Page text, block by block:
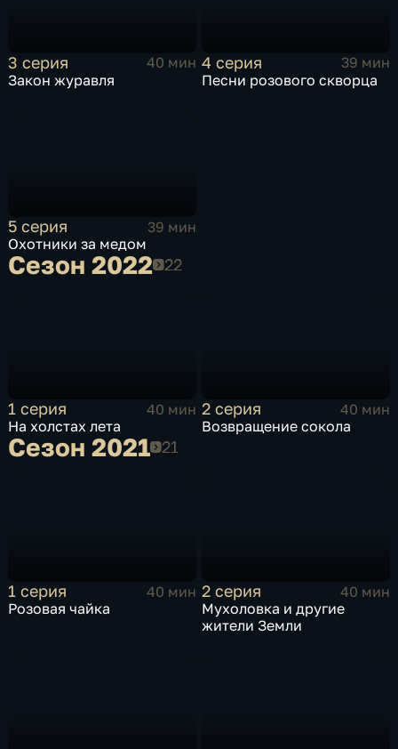
3 серия
40 мин
Закон журавля
4 серия
39 мин
Песни розового скворца
5 серия
39 мин
Охотники за медом
Сезон 2022Сезон 2022
1 серия
40 мин
На холстах лета
2 серия
40 мин
Возвращение сокола
Сезон 2021Сезон 2021
1 серия
40 мин
Розовая чайка
2 серия
40 мин
Мухоловка и другие
жители Земли